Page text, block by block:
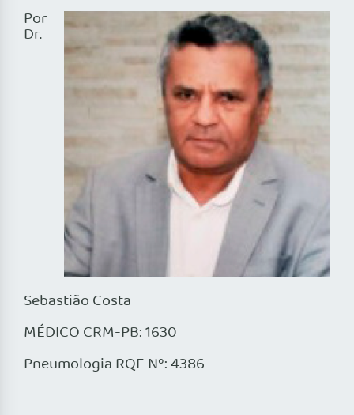
Por
Dr.
Sebastião Costa
MÉDICO CRM-PB: 1630
Pneumologia RQE Nº: 4386